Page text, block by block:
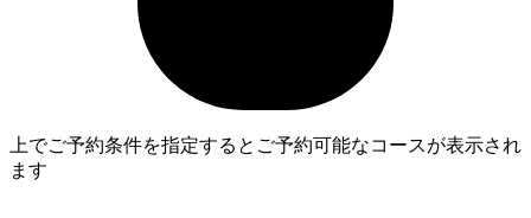
上でご予約条件を指定するとご予約可能なコースが表示され
ます